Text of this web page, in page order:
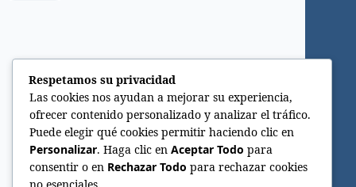
Respetamos su privacidad
Las cookies nos ayudan a mejorar su experiencia,
ofrecer contenido personalizado y analizar el tráfico.
Puede elegir qué cookies permitir haciendo clic en
Personalizar. Haga clic en Aceptar Todo para
consentir o en Rechazar Todo para rechazar cookies
no esenciales.